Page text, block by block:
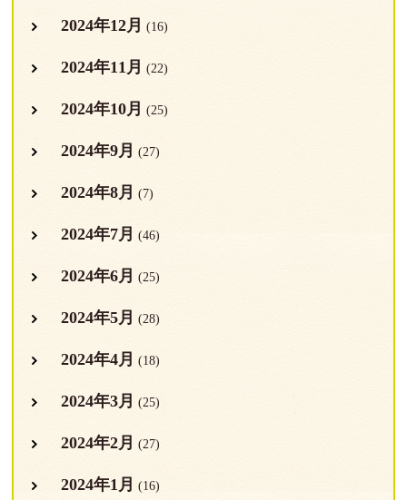
2024年12月 (16)
2024年11月 (22)
2024年10月 (25)
2024年9月 (27)
2024年8月 (7)
2024年7月 (46)
2024年6月 (25)
2024年5月 (28)
2024年4月 (18)
2024年3月 (25)
2024年2月 (27)
2024年1月 (16)